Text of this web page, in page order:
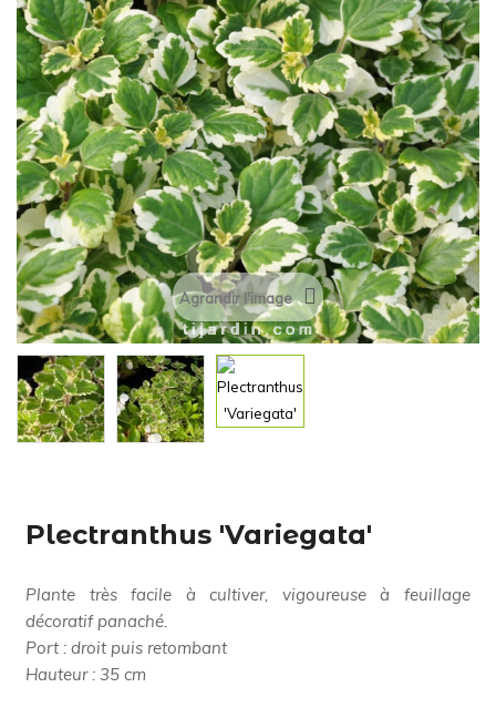
Agrandir l'image
Plectranthus 'Variegata'
Plante très facile à cultiver, vigoureuse à feuillage
décoratif panaché.
Port : droit puis retombant
Hauteur : 35 cm